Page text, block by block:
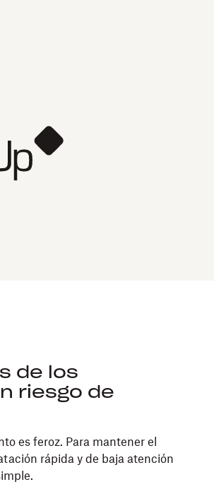
de los
riesgo de
es feroz. Para mantener el
rápida y de baja atención